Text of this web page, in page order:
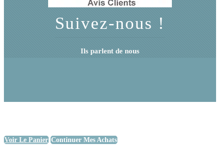
Suivez-nous !
Ils parlent de nous
Voir Le Panier Continuer Mes Achats